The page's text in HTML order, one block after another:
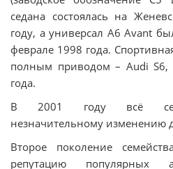
седана состоялась на
году, а универсал А6 Avant
феврале 1998 года.
полным приводом – Audi S6,
года.
В 2001 году всё
незначительному изменению
Второе поколение
репутацию популярных